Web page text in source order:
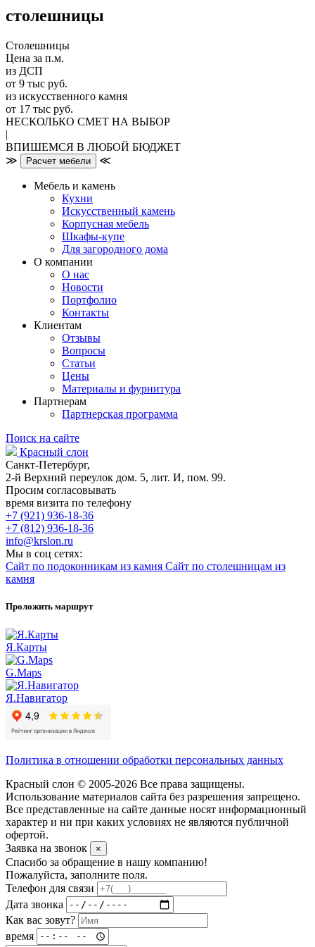
столешницы
Столешницы
Цена за п.м.
из ДСП
от 9 тыс руб.
из искусственного камня
от 17 тыс руб.
НЕСКОЛЬКО СМЕТ НА ВЫБОР
|
ВПИШЕМСЯ В ЛЮБОЙ БЮДЖЕТ
≫
Расчет мебели ≪
Мебель и камень
Кухни
Искусственный камень
Корпусная мебель
Шкафы-купе
Для загородного дома
О компании
О нас
Новости
Портфолио
Контакты
Клиентам
Отзывы
Вопросы
Статьи
Цены
Материалы и фурнитура
Партнерам
Партнерская программа
Поиск на сайте
Красный слон
Санкт-Петербург,
2-й Верхний переулок дом. 5, лит. И, пом. 99.
Просим согласовывать
время визита по телефону
+7 (921) 936-18-36
+7 (812) 936-18-36
info@krslon.ru
Мы в соц сетях:
Сайт по подоконникам из камня Сайт по столешницам из
камня
Проложить маршрут
Я.Карты
G.Maps
Я.Навигатор
Политика в отношении обработки персональных данных
Красный слон © 2005-2026 Все права защищены.
Использование материалов сайта без разрешения запрещено.
Все представленные на сайте данные носят информационный
характер и ни при каких условиях не являются публичной
офертой.
Заявка на звонок
×
Спасибо за обращение в нашу компанию!
Пожалуйста, заполните поля.
Телефон для связи
Дата звонка
Как вас зовут?
время